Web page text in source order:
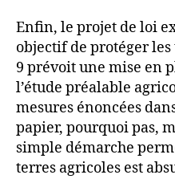
Enfin, le projet de loi
objectif de protéger
9 prévoit une mise en
l’étude préalable
mesures énoncées
papier, pourquoi pas,
simple démarche
terres agricoles est